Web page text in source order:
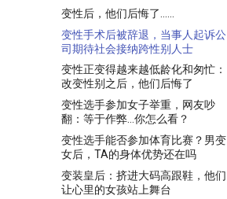
变性后，他们后悔了......
变性手术后被辞退，当事人起诉公
司期待社会接纳跨性别人士
变性正变得越来越低龄化和匆忙：
改变性别之后，他们后悔了
变性选手参加女子举重，网友吵
翻：等于作弊…你怎么看？
变性选手能否参加体育比赛？男变
女后，TA的身体优势还在吗
变装皇后：挤进大码高跟鞋，他们
让心里的女孩站上舞台